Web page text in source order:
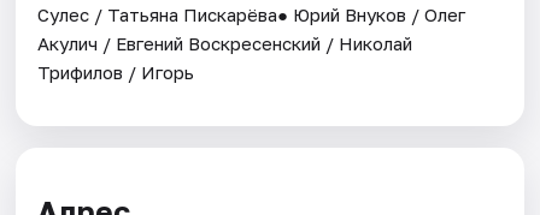
Сулес / Татьяна Пискарёва● Юрий Внуков / Олег
Акулич / Евгений Воскресенский / Николай
Трифилов / Игорь